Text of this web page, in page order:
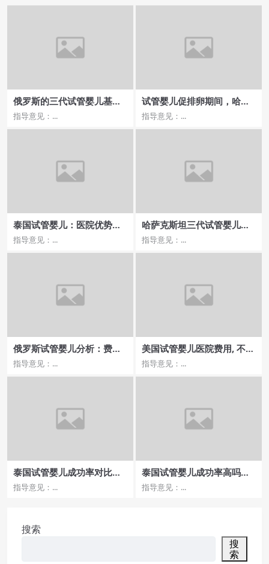
俄罗斯的三代试管婴儿基因
筛查技术有何特点？成功率
高的原因是什么？
指导意见：...
试管婴儿促排卵期间，哈萨
克斯坦饮食建议
指导意见：...
泰国试管婴儿：医院优势与
费用性价比分析
指导意见：...
哈萨克斯坦三代试管婴儿成
功率影响因素揭秘
指导意见：...
俄罗斯试管婴儿分析：费用
与性价比探讨
指导意见：...
美国试管婴儿医院费用, 不同
地区的价格差异有多大？
指导意见：...
泰国试管婴儿成功率对比：
医院选择与价格解析
指导意见：...
泰国试管婴儿成功率高吗？
选择哪家医院更可靠
指导意见：...
搜索
搜
索